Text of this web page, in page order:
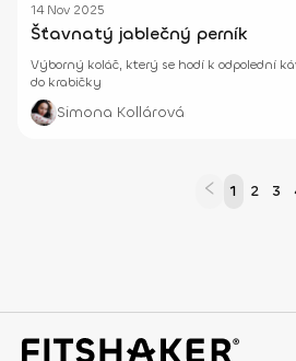
14 Nov 2025
Šťavnatý jablečný perník
Výborný koláč, který se hodí k odpolední
do krabičky
Simona Kollárová
1 2 3